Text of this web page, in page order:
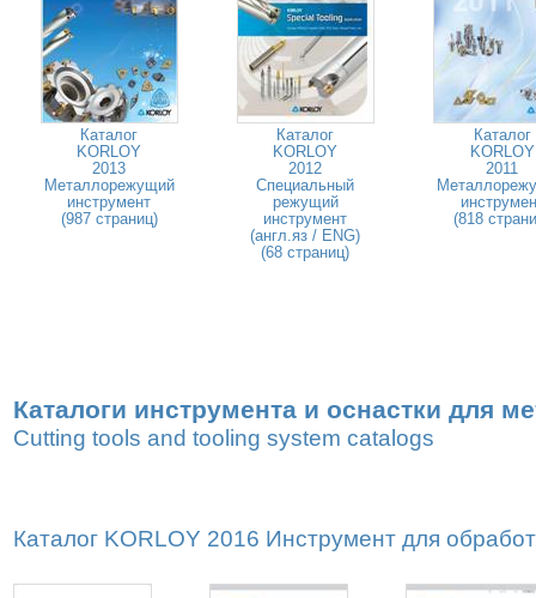
Каталог
KORLOY
2013
Металлорежущий
инструмент
(987 страниц)
Каталог
KORLOY
2012
Специальный
режущий
инструмент
(англ.яз / ENG)
(68 страниц)
Каталог
KORLOY
2011
(818
Каталоги инструмента и оснастки для
Cutting tools and tooling system catalogs
Каталог KORLOY 2016 Инструмент для